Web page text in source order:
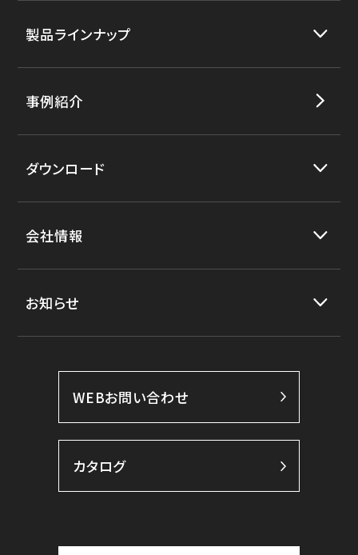
製品ラインナップ
事例紹介
ダウンロード
会社情報
お知らせ
WEBお問い合わせ
カタログ